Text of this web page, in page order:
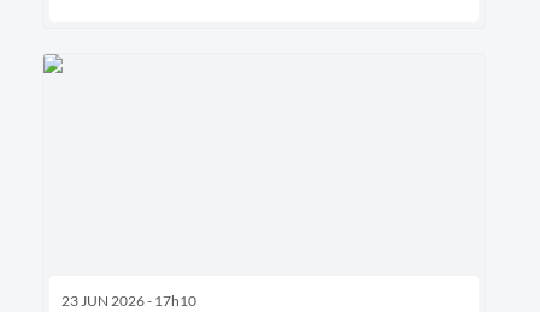
23 JUN 2026 - 17h10